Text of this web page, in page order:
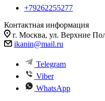
+79262255277
Контактная информация
г. Москва, ул. Верхние
ikanin@mail.ru
Telegram
Viber
WhatsApp